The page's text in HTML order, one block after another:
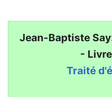
Jean-Baptiste
-
Traité